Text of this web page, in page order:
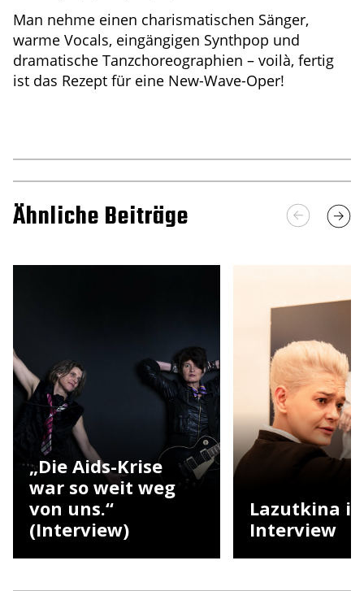
Man nehme einen charismatischen Sänger,
warme Vocals, eingängigen Synthpop und
dramatische Tanzchoreographien – voilà, fertig
ist das Rezept für eine New-Wave-Oper!
Ähnliche Beiträge
„Die Aids-Krise
war so weit weg
von uns.“
(Interview)
Lazutkina
Interview